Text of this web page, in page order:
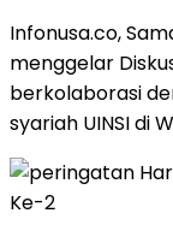
Infonusa.co,
menggelar
berkolaborasi
syariah UINSI di